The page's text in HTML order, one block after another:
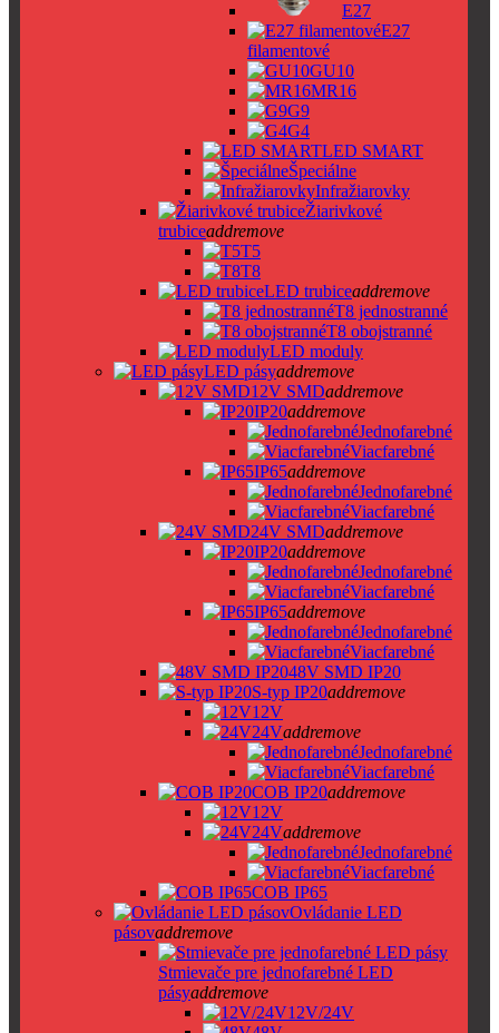
E27
E27
filamentové
GU10
MR16
G9
G4
LED SMART
Špeciálne
Infražiarovky
Žiarivkové
trubiceaddremove
T5
T8
LED trubiceaddremove
T8 jednostranné
T8 obojstranné
LED moduly
LED pásyaddremove
12V SMDaddremove
IP20addremove
Jednofarebné
Viacfarebné
IP65addremove
Jednofarebné
Viacfarebné
24V SMDaddremove
IP20addremove
Jednofarebné
Viacfarebné
IP65addremove
Jednofarebné
Viacfarebné
48V SMD IP20
S-typ IP20addremove
12V
24Vaddremove
Jednofarebné
Viacfarebné
COB IP20addremove
12V
24Vaddremove
Jednofarebné
Viacfarebné
COB IP65
Ovládanie LED
pásovaddremove
Stmievače pre jednofarebné LED
pásyaddremove
12V/24V